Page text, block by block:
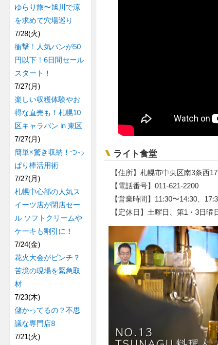
ライト食堂
【住所】札幌市中央区南3条西
【電話番号】011-621-2200
【営業時間】11:30〜14:30、
【定休日】土曜日、第1・3日曜
ゆらり旅〜旭川で涼
を求めて穴場巡り
7/28(火)
衝撃！人気パンが50
円以下！6日間セール
スタート！
7/27(月)
楽しい収穫体験やお
得な直売も！札幌10
区キャラバン in 東区
7/27(月)
簡単×驚き収納！つっ
ぱり棒活用術
7/27(月)
札幌中心部の人気ス
イーツ店が閉店セー
ル ソフトクリームや
ケーキも割引に！
7/24(金)
花火大会がピンチ？
苦境の現場を緊急取
材
7/23(木)
儲かってるの？不思
議な専門店8
7/21(火)